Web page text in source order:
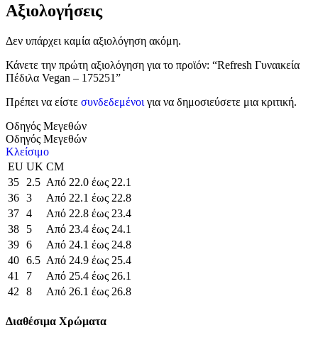
Αξιολογήσεις
Δεν υπάρχει καμία αξιολόγηση ακόμη.
Κάνετε την πρώτη αξιολόγηση για το προϊόν: “Refresh Γυναικεία
Πέδιλα Vegan – 175251”
Πρέπει να είστε συνδεδεμένοι για να δημοσιεύσετε μια κριτική.
Οδηγός Μεγεθών
Οδηγός Μεγεθών
Κλείσιμο
EU UK CM
35
2.5 Από 22.0 έως 22.1
36 3
Από 22.1 έως 22.8
37 4
Από 22.8 έως 23.4
38
5
Από 23.4 έως 24.1
39 6
Από 24.1 έως 24.8
40 6.5 Από 24.9 έως 25.4
41
7
Από 25.4 έως 26.1
42
8 Από 26.1 έως 26.8
Διαθέσιμα Χρώματα